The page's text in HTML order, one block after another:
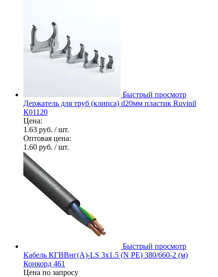
Быстрый просмотр
Держатель для труб (клипса) d20мм пластик Ruvinil
К01120
Цена:
1.63 руб. / шт.
Оптовая цена:
1.60 руб. / шт.
Быстрый просмотр
Кабель КГВВнг(А)-LS 3х1.5 (N PE) 380/660-2 (м)
Конкорд 461
Цена по запросу